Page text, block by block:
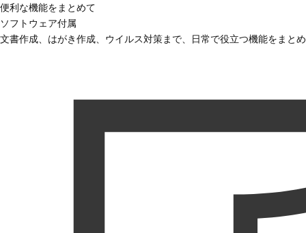
便利な機能をまとめて
ソフトウェア付属
文書作成、はがき作成、ウイルス対策まで、日常で役立つ機能をまと